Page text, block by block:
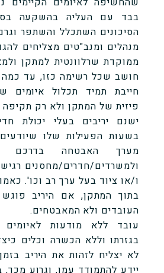
בבד עם העליה בהשקעה
הסיכונים השתכלל והשתפר
מנהלים ומנב"טים מצליחים
ממוקדת שרלוונטית למתקן
חושב שכל רשימה כזו, עד
חייבת תמיד תכלול איומים
פיזית של המתקן ולא רק
ישנם יריבים בעלי יכולת
בשעות הפעילות שלו
מערך האבטחה בדרכם
ולמשרדים/חדרים/מחסנים
ו/או ציוד בעל ערך רב וכו'.
בתוך המתקן, אם היריב
העובדים ולא המאבטחים.
עובד ללא מודעות לאיומים
בגזרתו וללא הכשרה וכלים
לא יצליח לזהות את היריב